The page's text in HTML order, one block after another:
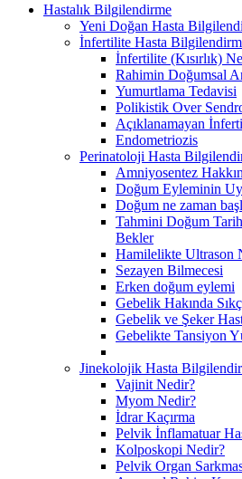
Hastalık Bilgilendirme
Yeni Doğan Hasta
İnfertilite Hasta
İnfertilite (Kısırlık)
Rahimin Doğumsal
Yumurtlama Tedavisi
Polikistik Over
Açıklanamayan
Endometriozis
Perinatoloji Hasta
Amniyosentez
Doğum Eyleminin
Doğum ne zaman
Tahmini Doğum
Bekler
Hamilelikte Ultrason
Sezayen Bilmecesi
Erken doğum eylemi
Gebelik Hakında
Gebelik ve Şeker
Gebelikte Tansiyon
Jinekolojik Hasta
Vajinit Nedir?
Myom Nedir?
İdrar Kaçırma
Pelvik İnflamatuar
Kolposkopi Nedir?
Pelvik Organ